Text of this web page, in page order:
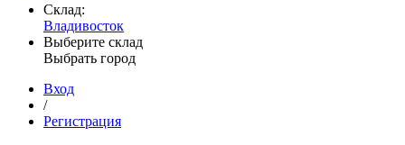
Склад:
Владивосток
Выберите склад
Выбрать город
Вход
/
Регистрация